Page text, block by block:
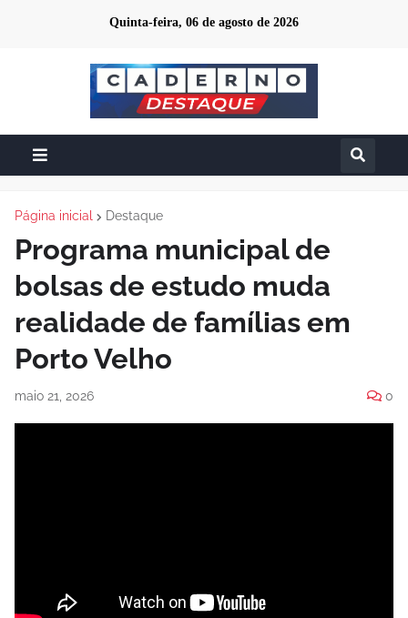
Quinta-feira, 06 de agosto de 2026
Página inicial Destaque
Programa municipal de
bolsas de estudo muda
realidade de famílias em
Porto Velho
maio 21, 2026 0